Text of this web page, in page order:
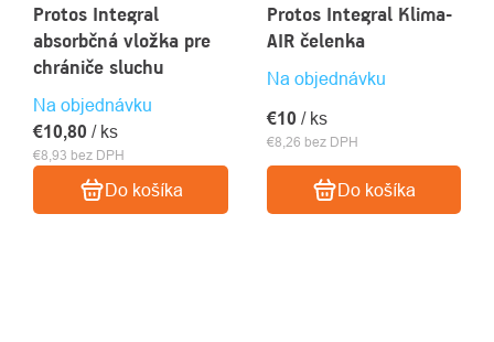
Protos Integral
absorbčná vložka pre
chrániče sluchu
Na objednávku
€8,93 bez DPH
€10,80 / ks
Do košíka
Protos Integral Klima-
AIR čelenka
Na objednávku
€8,26 bez DPH
€10 / ks
Do košíka